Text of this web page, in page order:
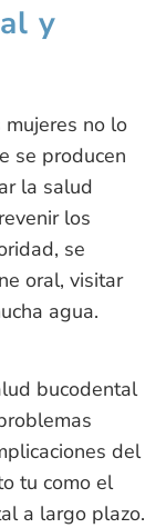
y
no lo
se producen
la salud
los
se
oral, visitar
agua.
bucodental
del
tu como el
a largo plazo.